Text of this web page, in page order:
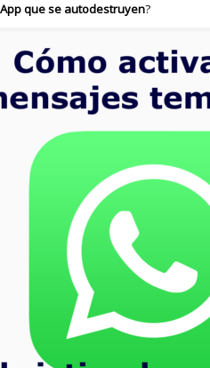
que se autodestruyen?